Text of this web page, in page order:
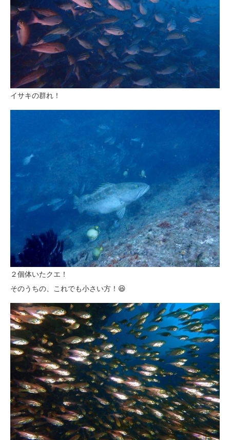
イサキの群れ！
２個体いたクエ！
そのうちの、これでも小さい方！😆